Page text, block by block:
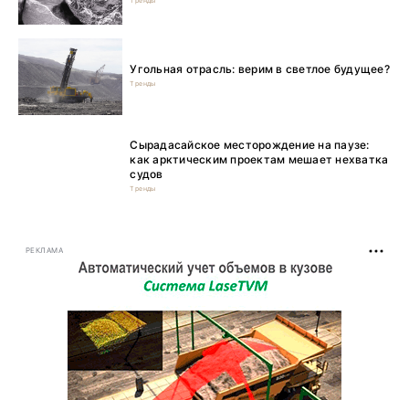
Угольная отрасль: верим в светлое будущее?
Тренды
Сырадасайское месторождение на паузе:
как арктическим проектам мешает нехватка
судов
Тренды
РЕКЛАМА